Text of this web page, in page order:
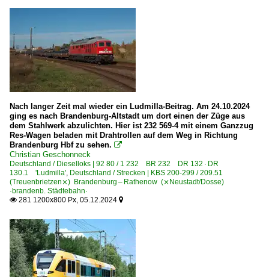
Dieseltriebzüge | 95 80
0 646 BR 646 · 946 ·GTW 2/6· Private
1 622 BR 622 ·Coradia Lint 54· Private
Unternehmen (L - Z)
Ostdeutsche Eisenbahn GmbH, Parchim ·ODEG·
Luxemburg
Dieseltriebzüge
BR 628/928
Nach langer Zeit mal wieder ein Ludmilla-Beitrag. Am 24.10.2024
ging es nach Brandenburg-Altstadt um dort einen der Züge aus
dem Stahlwerk abzulichten. Hier ist 232 569-4 mit einem Ganzzug
Res-Wagen beladen mit Drahtrollen auf dem Weg in Richtung
Brandenburg Hbf zu sehen. 
Christian Geschonneck
Deutschland / Dieselloks | 92 80 / 1 232 BR 232 DR 132 · DR
130.1 'Ludmilla', Deutschland / Strecken | KBS 200-299 / 209.51
(Treuenbrietzen⨯) Brandenburg – Rathenow (⨯Neustadt/Dosse)
·brandenb. Städtebahn·
 281 1200x800 Px, 05.12.2024 